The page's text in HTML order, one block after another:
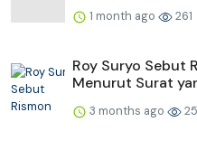
1 month ago 261
Roy Suryo Sebut
Menurut Surat
3 months ago